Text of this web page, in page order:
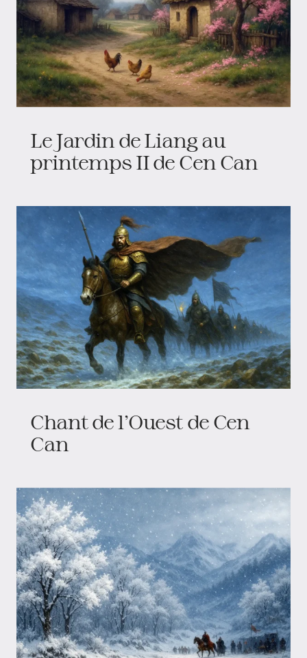
Le Jardin de Liang au
printemps II de Cen Can
Chant de l’Ouest de Cen
Can